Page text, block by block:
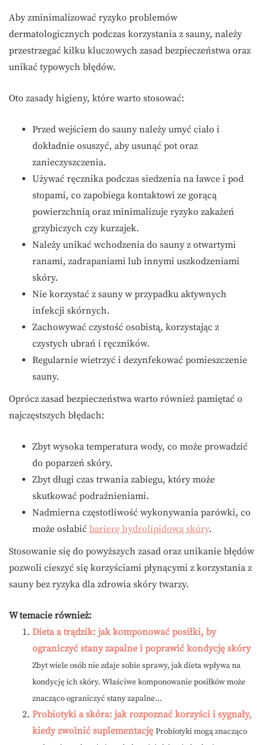
Aby zminimalizować ryzyko problemów
dermatologicznych podczas korzystania z sauny, należy
przestrzegać kilku kluczowych zasad bezpieczeństwa oraz
unikać typowych błędów.
Oto zasady higieny, które warto stosować:
Przed wejściem do sauny należy umyć ciało i
dokładnie osuszyć, aby usunąć pot oraz
zanieczyszczenia.
Używać ręcznika podczas siedzenia na ławce i pod
stopami, co zapobiega kontaktowi ze gorącą
powierzchnią oraz minimalizuje ryzyko zakażeń
grzybiczych czy kurzajek.
Należy unikać wchodzenia do sauny z otwartymi
ranami, zadrapaniami lub innymi uszkodzeniami
skóry.
Nie korzystać z sauny w przypadku aktywnych
infekcji skórnych.
Zachowywać czystość osobistą, korzystając z
czystych ubrań i ręczników.
Regularnie wietrzyć i dezynfekować pomieszczenie
sauny.
Oprócz zasad bezpieczeństwa warto również pamiętać o
najczęstszych błędach:
Zbyt wysoka temperatura wody, co może prowadzić
do poparzeń skóry.
Zbyt długi czas trwania zabiegu, który może
skutkować podrażnieniami.
Nadmierna częstotliwość wykonywania parówki, co
może osłabić barierę hydrolipidową skóry.
Stosowanie się do powyższych zasad oraz unikanie błędów
pozwoli cieszyć się korzyściami płynącymi z korzystania z
sauny bez ryzyka dla zdrowia skóry twarzy.
W temacie również:
Dieta a trądzik: jak komponować posiłki, by
ograniczyć stany zapalne i poprawić kondycję skóry
Zbyt wiele osób nie zdaje sobie sprawy, jak dieta wpływa na
kondycję ich skóry. Właściwe komponowanie posiłków może
znacząco ograniczyć stany zapalne...
Probiotyki a skóra: jak rozpoznać korzyści i sygnały,
kiedy zwolnić suplementację Probiotyki mogą znacząco